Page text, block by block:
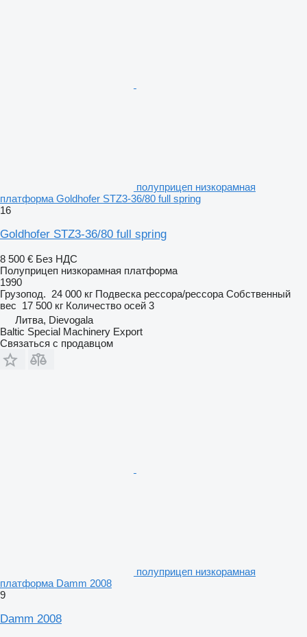
полуприцеп низкорамная
платформа Goldhofer STZ3-36/80 full spring
16
Goldhofer STZ3-36/80 full spring
8 500 € Без НДС
Полуприцеп низкорамная платформа
1990
Грузопод. 24 000 кг Подвеска рессора/рессора Собственный
вес 17 500 кг Количество осей 3
Литва, Dievogala
Baltic Special Machinery Export
Связаться с продавцом
полуприцеп низкорамная
платформа Damm 2008
9
Damm 2008